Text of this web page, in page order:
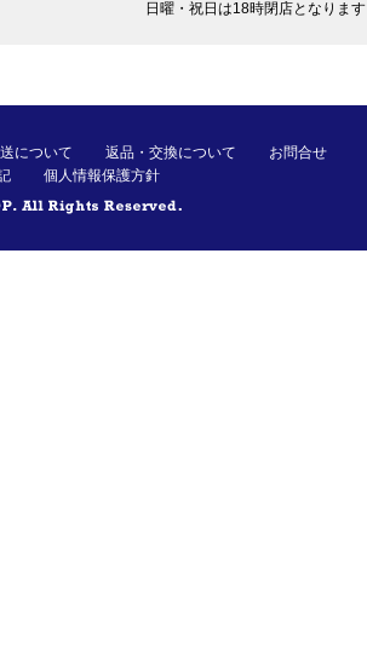
日曜・祝日は18時閉店となりま
について 返品・交換について
お問合せ
個人情報保護方針